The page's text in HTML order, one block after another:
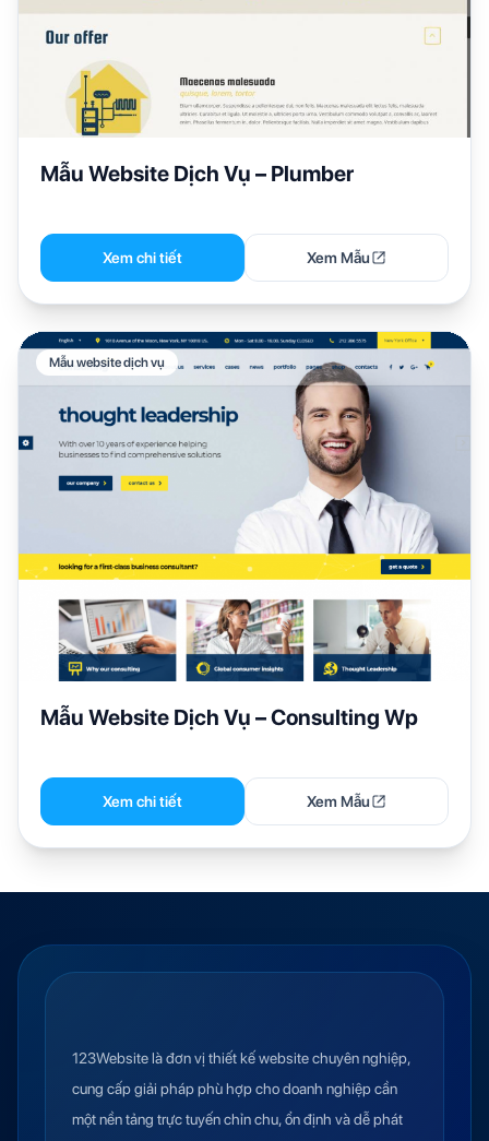
Mẫu Website Dịch Vụ – Plumber
Xem chi tiết Xem Mẫu
Mẫu website dịch vụ
Mẫu Website Dịch Vụ – Consulting Wp
Xem chi tiết Xem Mẫu
123Website là đơn vị thiết kế website chuyên nghiệp,
cung cấp giải pháp phù hợp cho doanh nghiệp cần
một nền tảng trực tuyến chỉn chu, ổn định và dễ phát